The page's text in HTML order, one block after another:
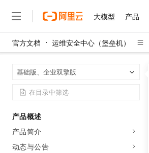
大模型 产品
官方文档 运维安全中心（堡垒机）
基础版、企业双擎版
产品概述
产品简介
动态与公告
大模型
产品
精选产品
人工智能与机器学习
解决方案
精选解决方案
AI
权益
定价
云市场
伙伴
服务
了解阿里云